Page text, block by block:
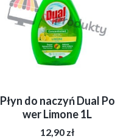
Płyn do naczyń Dual Po
wer Limone 1L
12,90 zł